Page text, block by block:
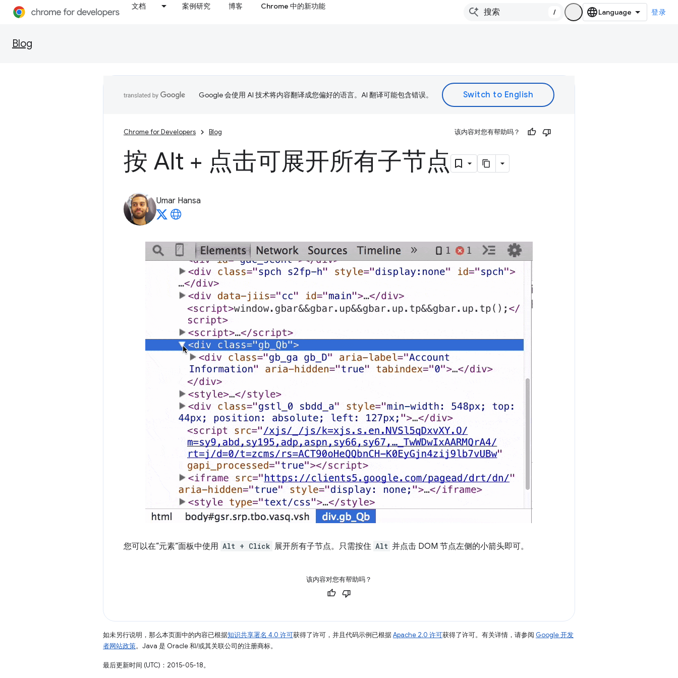
文档 案例研究 博客 Chrome 中的新功能
/ 登录
Blog
Google 会使用 AI 技术将内容翻译成您偏好的语言。AI 翻译可能包含错误。
Chrome for Developers Blog 该内容对您有帮助吗？
按 Alt + 点击可展开所有子节点
Umar Hansa
您可以在“元素”面板中使用 Alt + Click 展开所有子节点。只需按住 Alt 并点击 DOM 节点左侧的小箭头即可。
该内容对您有帮助吗？
如未另行说明，那么本页面中的内容已根据知识共享署名 4.0 许可获得了许可，并且代码示例已根据Apache 2.0 许可获得了许可。有关详情，请参阅 Google 开发
者网站政策。Java 是 Oracle 和/或其关联公司的注册商标。
最后更新时间 (UTC)：2015-05-18。